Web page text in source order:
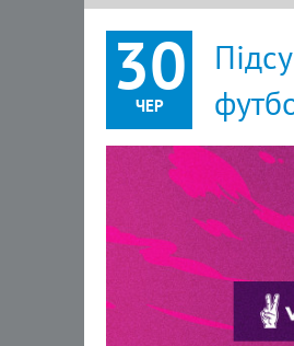
Кудрівка
Полісся
30
ЧЕР